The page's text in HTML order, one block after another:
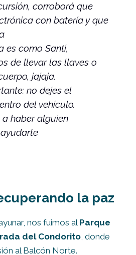
corroborá que
con batería y que
es como Santi,
de llevar las llaves o
jajaja.
no dejes el
del vehículo.
a haber alguien
la paz
nos fuimos al Parque
del Condorito, donde
al Balcón Norte.